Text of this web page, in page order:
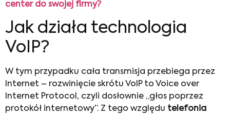
center do swojej firmy?
Jak działa technologia
VoIP?
W tym przypadku cała transmisja przebiega przez
Internet – rozwinięcie skrótu VoIP to Voice over
Internet Protocol, czyli dosłownie „głos poprzez
protokół internetowy”. Z tego względu telefonia